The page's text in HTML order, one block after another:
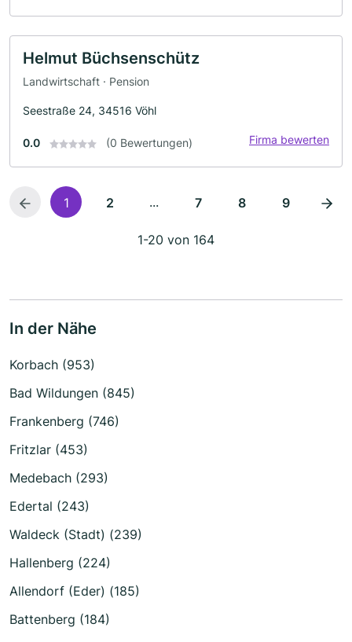
Helmut Büchsenschütz
Landwirtschaft · Pension
Seestraße 24, 34516 Vöhl
0.0 (0 Bewertungen) Firma bewerten
1 2 ... 7 8 9
1-20 von 164
In der Nähe
Korbach (953)
Bad Wildungen (845)
Frankenberg (746)
Fritzlar (453)
Medebach (293)
Edertal (243)
Waldeck (Stadt) (239)
Hallenberg (224)
Allendorf (Eder) (185)
Battenberg (184)